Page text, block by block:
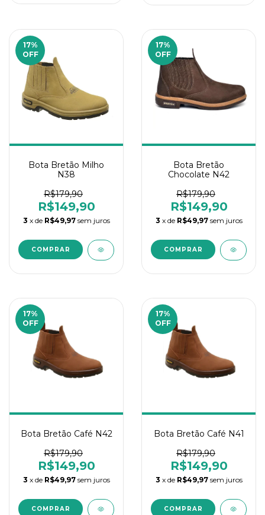
17%
OFF
Bota Bretão Milho
N38
R$179,90
R$149,90
3 x de R$49,97 sem juros
17%
OFF
Bota Bretão
Chocolate N42
R$179,90
R$149,90
3 x de R$49,97 sem juros
17%
OFF
Bota Bretão Café N42
R$179,90
R$149,90
3 x de R$49,97 sem juros
17%
OFF
Bota Bretão Café N41
R$179,90
R$149,90
3 x de R$49,97 sem juros